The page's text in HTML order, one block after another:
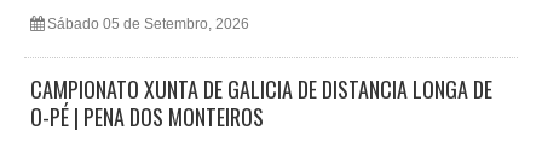
Sábado 05 de Setembro, 2026
CAMPIONATO XUNTA DE GALICIA DE DISTANCIA LONGA DE
O-PÉ | PENA DOS MONTEIROS